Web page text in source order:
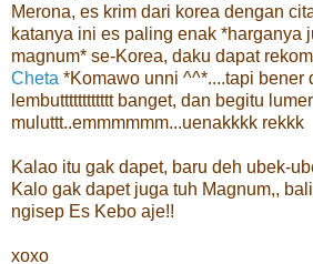
Merona, es krim dari korea dengan
katanya ini es paling enak *harganya
magnum* se-Korea, daku dapat
Cheta *Komawo unni ^^*....tapi bener
lembutttttttttttt banget, dan begitu
muluttt..emmmmmm...uenakkkk rekkk
Kalao itu gak dapet, baru deh ubek-
Kalo gak dapet juga tuh Magnum,,
ngisep Es Kebo aje!!
xoxo